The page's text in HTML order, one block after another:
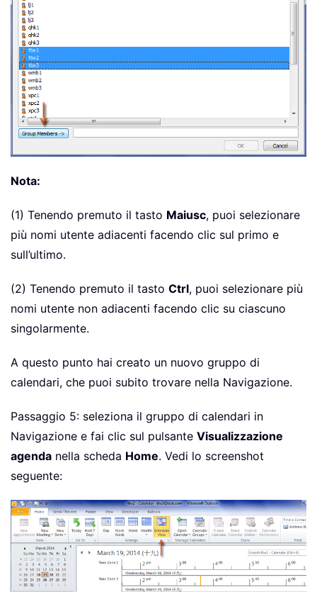
Nota:
(1) Tenendo premuto il tasto Maiusc, puoi selezionare
più nomi utente adiacenti facendo clic sul primo e
sull’ultimo.
(2) Tenendo premuto il tasto Ctrl, puoi selezionare più
nomi utente non adiacenti facendo clic su ciascuno
singolarmente.
A questo punto hai creato un nuovo gruppo di
calendari, che puoi subito trovare nella Navigazione.
Passaggio 5: seleziona il gruppo di calendari in
Navigazione e fai clic sul pulsante Visualizzazione
agenda nella scheda Home. Vedi lo screenshot
seguente: